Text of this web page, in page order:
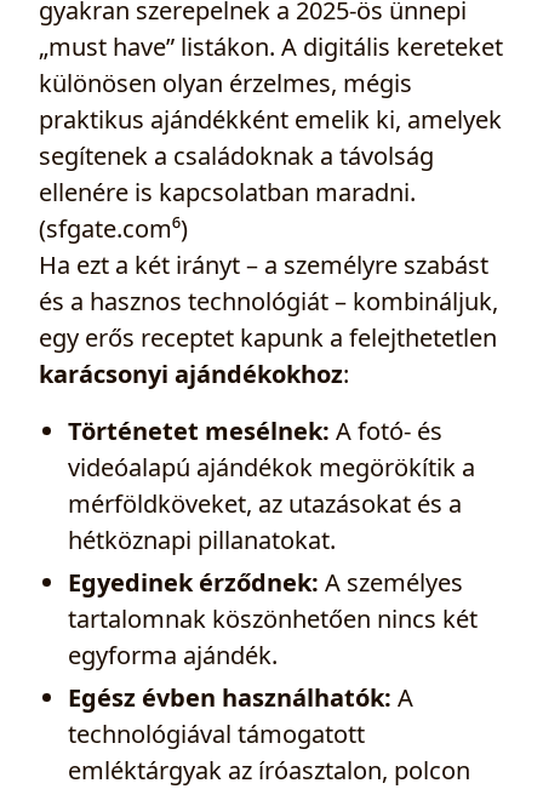
gyakran szerepelnek a 2025-ös ünnepi
„must have” listákon. A digitális kereteket
különösen olyan érzelmes, mégis
praktikus ajándékként emelik ki, amelyek
segítenek a családoknak a távolság
ellenére is kapcsolatban maradni.
(sfgate.com⁶)
Ha ezt a két irányt – a személyre szabást
és a hasznos technológiát – kombináljuk,
egy erős receptet kapunk a felejthetetlen
karácsonyi ajándékokhoz:
Történetet mesélnek: A fotó- és
videóalapú ajándékok megörökítik a
mérföldköveket, az utazásokat és a
hétköznapi pillanatokat.
Egyedinek érződnek: A személyes
tartalomnak köszönhetően nincs két
egyforma ajándék.
Egész évben használhatók: A
technológiával támogatott
emléktárgyak az íróasztalon, polcon